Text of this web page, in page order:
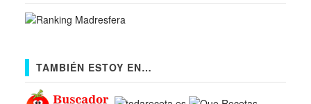
TAMBIÉN ESTOY EN…